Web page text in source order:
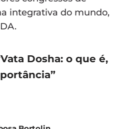
integrativa do mundo,
Dosha: o que é,